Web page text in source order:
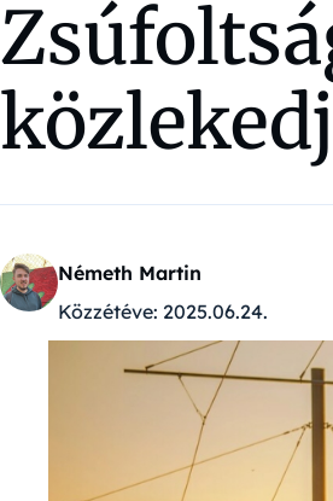
Németh Martin
Közzétéve: 2025.06.24.